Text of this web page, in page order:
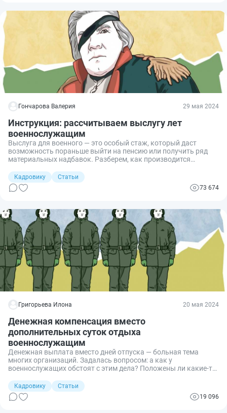
Гончарова Валерия 29 мая 2024
Инструкция: рассчитываем выслугу лет
военнослужащим
Выслуга для военного — это особый стаж, который даст
возможность пораньше выйти на пенсию или получить ряд
материальных надбавок. Разберем, как производится
Кадровику
Статьи
73 674
Григорьева Илона 20 мая 2024
Денежная компенсация вместо
дополнительных суток отдыха
военнослужащим
Денежная выплата вместо дней отпуска — больная тема
многих организаций. Задалась вопросом: а как у
военнослужащих обстоят с этим дела? Положены ли какие-то
исключение. Проанализируем законодательство и узнаем,
возможна ли денежная компенсация вместо дополнительных
суток отдыха военнослужащим.
Кадровику
Статьи
19 096